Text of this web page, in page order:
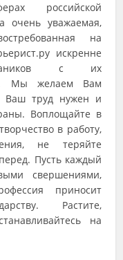
российской
очень уважаемая,
на
искренне
с их
Мы желаем Вам
Ваш труд нужен и
Воплощайте в
в работу,
не теряйте
Пусть каждый
свершениями,
приносит
Растите,
на